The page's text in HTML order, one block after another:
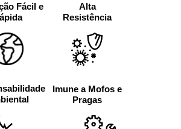
Fácil e
Alta
Resistência
Imune a Mofos e
Pragas